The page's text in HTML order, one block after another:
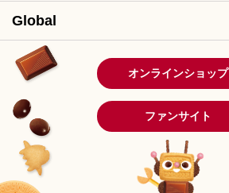
Global
オンラインショップ
ファンサイト